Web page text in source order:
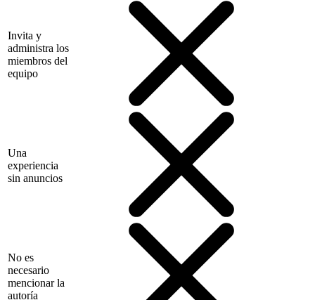
Invita y
administra los
miembros del
equipo
Una
experiencia
sin anuncios
No es
necesario
mencionar la
autoría